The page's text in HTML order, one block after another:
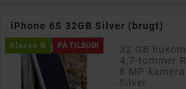
iPhone 6S 32GB Silver (brugt)
PÅ TILBUD!
Klasse B
- 32 GB
- 4,7-tommer
- 8 MP-kamera
- Silver